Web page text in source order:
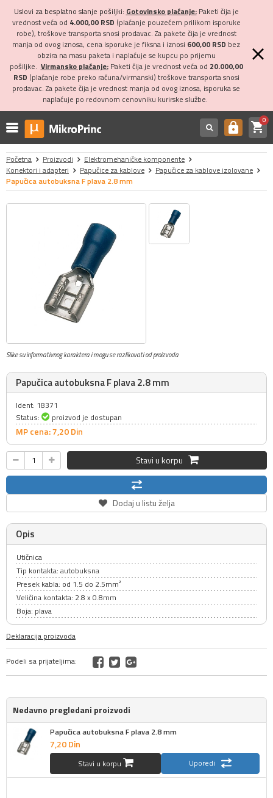
Uslovi za besplatno slanje pošiljki: Gotovinsko plaćanje:Paketi čija je
vrednost veća od 4.000,00 RSD (plaćanje pouzećem prilikom isporuke
robe), troškove transporta snosi prodavac. Za pakete čija je vrednost
manja od ovog iznosa, cena isporuke je fiksna i iznosi 600,00 RSD bez
obzira na masu paketa i naplaćuje se kupcu po prijemu
pošiljke. Virmansko plaćanje:Paketi čija je vrednost veća od 20.000,00
RSD (plaćanje robe preko računa/virmanski) troškove transporta snosi
prodavac. Za pakete čija je vrednost manja od ovog iznosa, isporuka se
naplaćuje po redovnom cenovniku kurirske službe.
https shopping_cart0
Početna Proizvodi
Elektromehaničke komponente
Konektori i adapteri
Papučice za kablove
Papučice za kablove izolovane
Papučica autobuksna F plava 2.8 mm
Slike su informativnog karaktera i mogu se razlikovati od proizvoda
Papučica autobuksna F plava 2.8 mm
Ident: 18371
Status:
proizvod je dostupan
MP cena: 7,20Din
Stavi u korpu
Dodaj u listu želja
Opis
Utičnica
Tip kontakta: autobuksna
Presek kabla: od 1.5 do 2.5mm²
Veličina kontakta: 2.8 x 0.8mm
Boja: plava
Deklaracija proizvoda
Podeli sa prijateljima:
Nedavno pregledani proizvodi
Papučica autobuksna F plava 2.8 mm
7,20Din
Stavi u korpu Uporedi